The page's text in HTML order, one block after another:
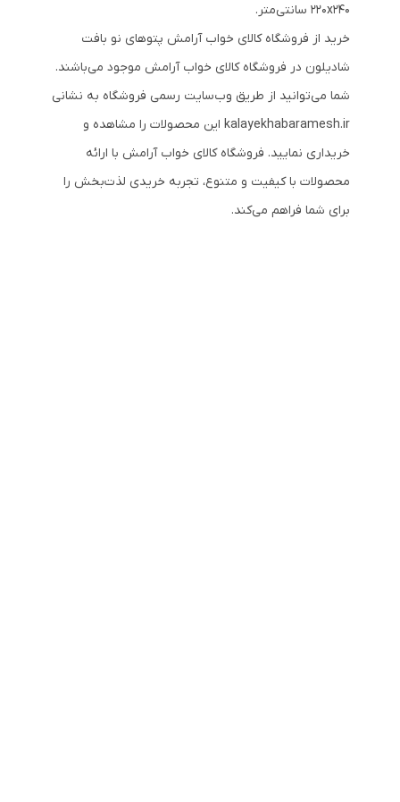
۲۲۰x۲۴۰ سانتی‌متر.
خرید از فروشگاه کالای خواب آرامش پتوهای نو بافت
شادیلون در فروشگاه کالای خواب آرامش موجود می‌باشند.
شما می‌توانید از طریق وب‌سایت رسمی فروشگاه به نشانی
kalayekhabaramesh.ir این محصولات را مشاهده و
خریداری نمایید. فروشگاه کالای خواب آرامش با ارائه
محصولات با کیفیت و متنوع، تجربه خریدی لذت‌بخش را
برای شما فراهم می‌کند.